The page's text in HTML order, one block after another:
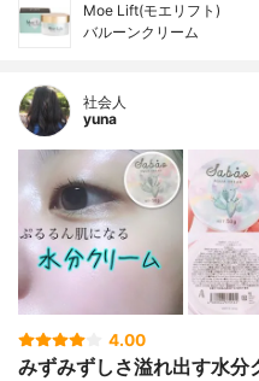
Moe Lift(モエリフト)
バルーンクリーム
社会人
yuna
4.00
みずみずしさ溢れ出す水